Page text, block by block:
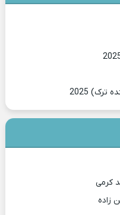
2025
کرمی
زاده